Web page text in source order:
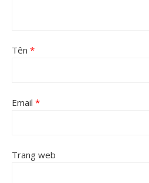
Tên *
Email *
Trang web